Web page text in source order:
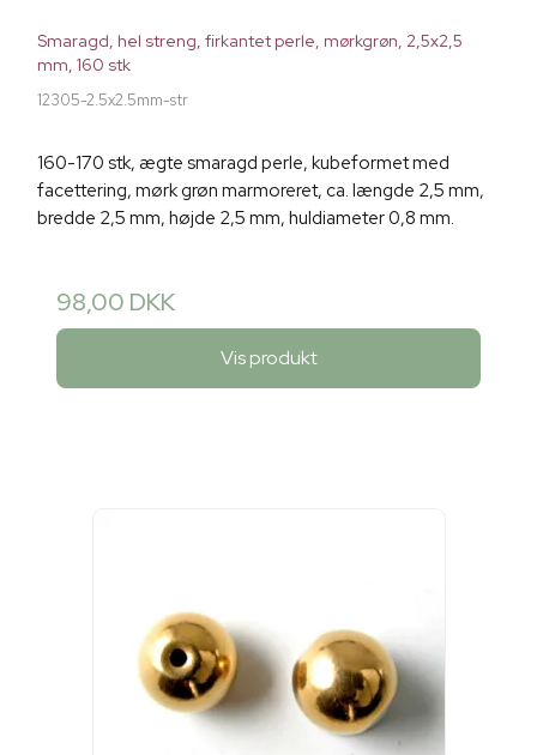
Smaragd, hel streng, firkantet perle, mørkgrøn, 2,5x2,5
mm, 160 stk
12305-2.5x2.5mm-str
160-170 stk, ægte smaragd perle, kubeformet med
facettering, mørk grøn marmoreret, ca. længde 2,5 mm,
bredde 2,5 mm, højde 2,5 mm, huldiameter 0,8 mm.
98,00 DKK
Vis produkt